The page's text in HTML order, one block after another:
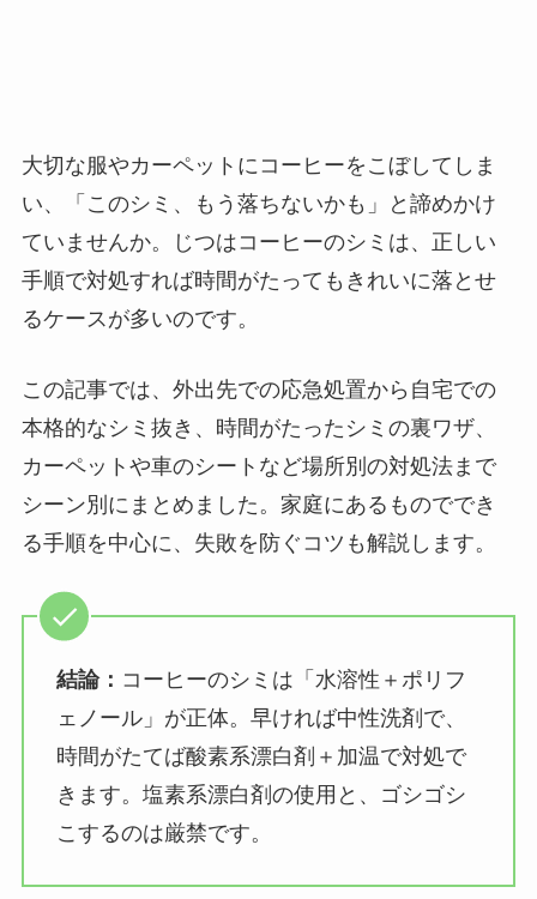
大切な服やカーペットにコーヒーをこぼしてしま
い、「このシミ、もう落ちないかも」と諦めかけ
ていませんか。じつはコーヒーのシミは、正しい
手順で対処すれば時間がたってもきれいに落とせ
るケースが多いのです。
この記事では、外出先での応急処置から自宅での
本格的なシミ抜き、時間がたったシミの裏ワザ、
カーペットや車のシートなど場所別の対処法まで
シーン別にまとめました。家庭にあるものででき
る手順を中心に、失敗を防ぐコツも解説します。
結論： コーヒーのシミは「水溶性＋ポリフ
ェノール」が正体。早ければ中性洗剤で、
時間がたてば酸素系漂白剤＋加温で対処で
きます。塩素系漂白剤の使用と、ゴシゴシ
こするのは厳禁です。